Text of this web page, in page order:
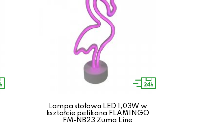
Lampa stołowa LED 1,03W w
kształcie pelikana FLAMINGO
FM-NB23 Zuma Line